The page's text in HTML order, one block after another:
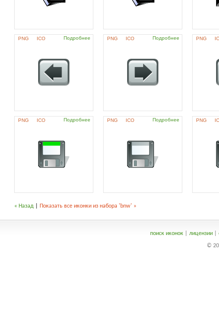
PNG ICO Подробнее PNG ICO Подробнее PNG
PNG ICO Подробнее PNG ICO Подробнее PNG
« Назад Показать все иконки из набора 'bnw' »
поиск иконок| лицензии|
©